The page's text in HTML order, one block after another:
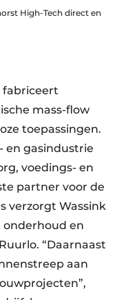
High-Tech direct en
fabriceert
mass-flow
toepassingen.
en gasindustrie
voedings- en
partner voor de
verzorgt Wassink
en
“Daarnaast
aan